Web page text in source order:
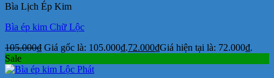
Bìa Lịch Ép Kim
Bìa ép kim Chữ Lộc
105.000₫ Giá gốc là: 105.000₫.72.000₫Giá hiện tại là: 72.000₫.
Sale